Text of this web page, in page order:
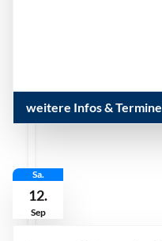
weitere Infos & Termine
Sa.
12.
Sep